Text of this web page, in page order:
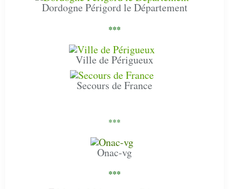
Dordogne Périgord le Département
***
Ville de Périgueux
Secours de France
***
Onac-vg
***